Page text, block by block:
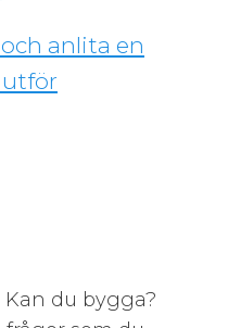
anlita en
utför
du bygga?